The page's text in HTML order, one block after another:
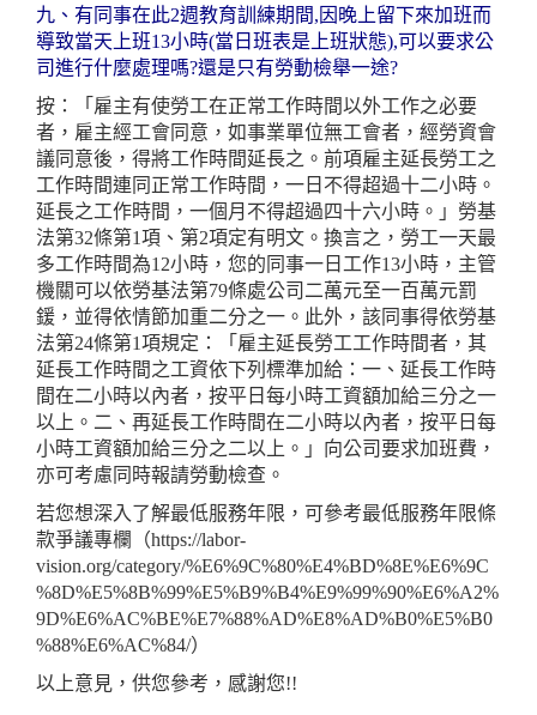
九、有同事在此2週教育訓練期間,因晚上留下來加班而
導致當天上班13小時(當日班表是上班狀態),可以要求公
司進行什麼處理嗎?還是只有勞動檢舉一途?
按：「雇主有使勞工在正常工作時間以外工作之必要
者，雇主經工會同意，如事業單位無工會者，經勞資會
議同意後，得將工作時間延長之。前項雇主延長勞工之
工作時間連同正常工作時間，一日不得超過十二小時。
延長之工作時間，一個月不得超過四十六小時。」勞基
法第32條第1項、第2項定有明文。換言之，勞工一天最
多工作時間為12小時，您的同事一日工作13小時，主管
機關可以依勞基法第79條處公司二萬元至一百萬元罰
鍰，並得依情節加重二分之一。此外，該同事得依勞基
法第24條第1項規定：「雇主延長勞工工作時間者，其
延長工作時間之工資依下列標準加給：一、延長工作時
間在二小時以內者，按平日每小時工資額加給三分之一
以上。二、再延長工作時間在二小時以內者，按平日每
小時工資額加給三分之二以上。」向公司要求加班費，
亦可考慮同時報請勞動檢查。
若您想深入了解最低服務年限，可參考最低服務年限條
款爭議專欄（https://labor-
vision.org/category/%E6%9C%80%E4%BD%8E%E6%9C
%8D%E5%8B%99%E5%B9%B4%E9%99%90%E6%A2%
9D%E6%AC%BE%E7%88%AD%E8%AD%B0%E5%B0
%88%E6%AC%84/）
以上意見，供您參考，感謝您!!